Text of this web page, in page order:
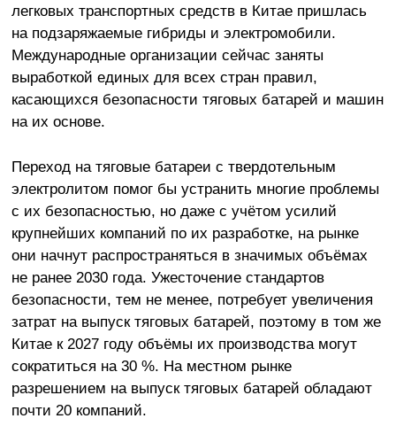
легковых транспортных средств в Китае пришлась
на подзаряжаемые гибриды и электромобили.
Международные организации сейчас заняты
выработкой единых для всех стран правил,
касающихся безопасности тяговых батарей и машин
на их основе.
Переход на тяговые батареи с твердотельным
электролитом помог бы устранить многие проблемы
с их безопасностью, но даже с учётом усилий
крупнейших компаний по их разработке, на рынке
они начнут распространяться в значимых объёмах
не ранее 2030 года. Ужесточение стандартов
безопасности, тем не менее, потребует увеличения
затрат на выпуск тяговых батарей, поэтому в том же
Китае к 2027 году объёмы их производства могут
сократиться на 30 %. На местном рынке
разрешением на выпуск тяговых батарей обладают
почти 20 компаний.